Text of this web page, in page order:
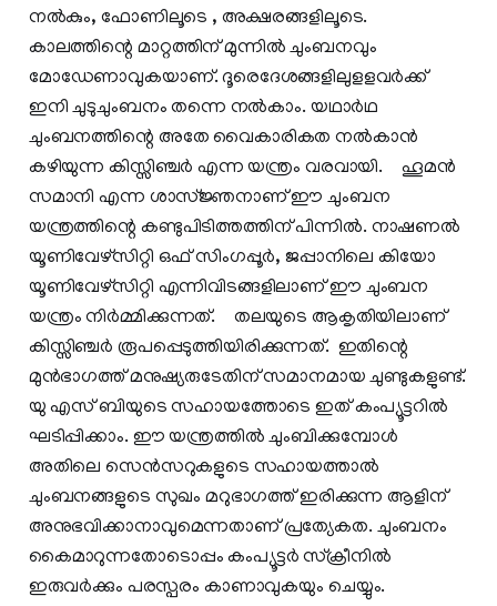
നല്‍കും, ഫോണിലൂടെ , അക്ഷരങ്ങളിലൂടെ.
കാലത്തിന്റെ മാറ്റത്തിന് മുന്നില്‍ ചുംബനവും
മോഡേണാവുകയാണ്. ദൂരെദേശങ്ങളിലുളളവര്‍ക്ക്
ഇനി ചുടുചുംബനം തന്നെ നല്‍കാം. യഥാര്‍ഥ
ചുംബനത്തിന്റെ അതേ വൈകാരികത നല്‍കാന്‍
കഴിയുന്ന കിസ്സിഞ്ചര്‍ എന്ന യന്ത്രം വരവായി. ഹൂമന്‍
സമാനി എന്ന ശാസ്ജ്ഞനാണ് ഈ ചുംബന
യന്ത്രത്തിന്റെ കണ്ടുപിടിത്തത്തിന് പിന്നില്‍. നാഷണല്‍
യൂണിവേഴ്‌സിറ്റി ഒഫ് സിംഗപ്പൂര്‍, ജപ്പാനിലെ കിയോ
യൂണിവേഴ്‌സിറ്റി എന്നിവിടങ്ങളിലാണ് ഈ ചുംബന
യന്ത്രം നിര്‍മ്മിക്കുന്നത്. തലയുടെ ആകൃതിയിലാണ്
കിസ്സിഞ്ചര്‍ രൂപപ്പെടുത്തിയിരിക്കുന്നത്. ഇതിന്റെ
മുന്‍ഭാഗത്ത് മനുഷ്യരുടേതിന് സമാനമായ ചുണ്ടുകളുണ്ട്.
യു എസ് ബിയുടെ സഹായത്തോടെ ഇത് കംപ്യൂട്ടറില്‍
ഘടിപ്പിക്കാം. ഈ യന്ത്രത്തില്‍ ചുംബിക്കുമ്പോള്‍
അതിലെ സെന്‍സറുകളുടെ സഹായത്താല്‍
ചുംബനങ്ങളുടെ സുഖം മറുഭാഗത്ത് ഇരിക്കുന്ന ആളിന്
അനുഭവിക്കാനാവുമെന്നതാണ് പ്രത്യേകത. ചുംബനം
കൈമാറുന്നതോടൊപ്പം കംപ്യൂട്ടര്‍ സ്‌ക്രീനില്‍
ഇരുവര്‍ക്കും പരസ്പരം കാണാവുകയും ചെയ്യും.